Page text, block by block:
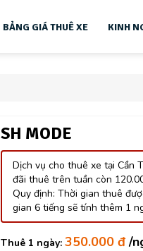
BẢNG GIÁ THUÊ XE KINH
SH MODE
Dịch vụ cho thuê xe tại Cần
đãi thuê trên tuần còn
Quy định: Thời gian thuê
gian 6 tiếng sẽ tính thêm 1
350.000 đ